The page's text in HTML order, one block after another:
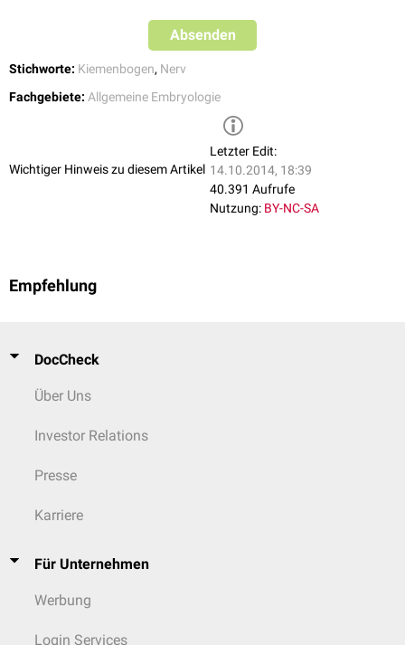
Absenden
Stichworte: Kiemenbogen, Nerv
Fachgebiete: Allgemeine Embryologie
Wichtiger Hinweis zu diesem Artikel
Letzter Edit:
14.10.2014, 18:39
40.391 Aufrufe
Nutzung: BY-NC-SA
Empfehlung
DocCheck
Über Uns
Investor Relations
Presse
Karriere
Für Unternehmen
Werbung
Login Services